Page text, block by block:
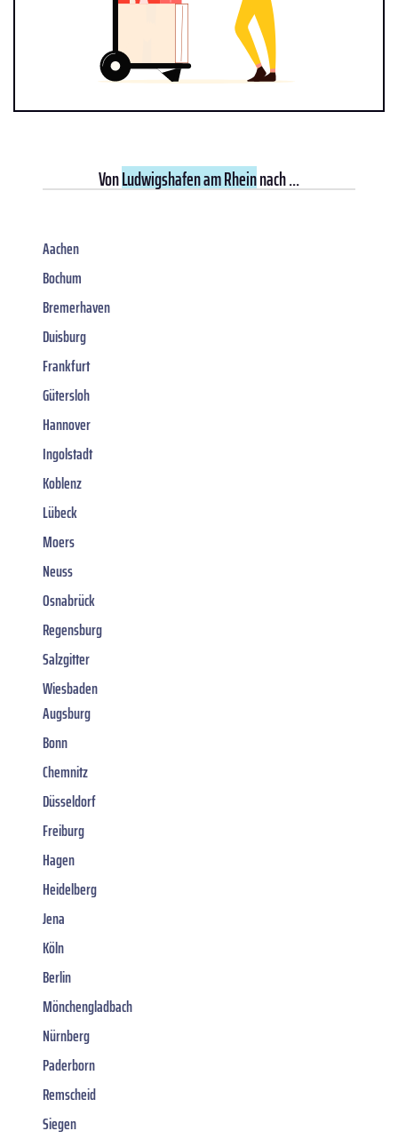
VonLudwigshafen am Rheinnach ...
Aachen
Bochum
Bremerhaven
Duisburg
Frankfurt
Gütersloh
Hannover
Ingolstadt
Koblenz
Lübeck
Moers
Neuss
Osnabrück
Regensburg
Salzgitter
Wiesbaden
Augsburg
Bonn
Chemnitz
Düsseldorf
Freiburg
Hagen
Heidelberg
Jena
Köln
Berlin
Mönchengladbach
Nürnberg
Paderborn
Remscheid
Siegen